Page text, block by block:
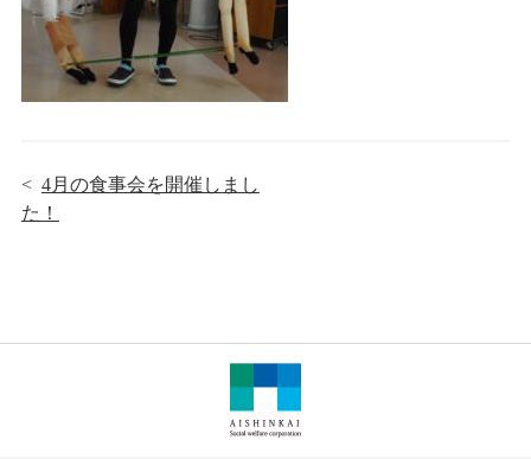
< 4月の食事会を開催しまし
た！